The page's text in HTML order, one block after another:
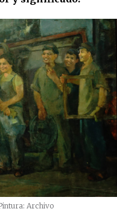
Archivo